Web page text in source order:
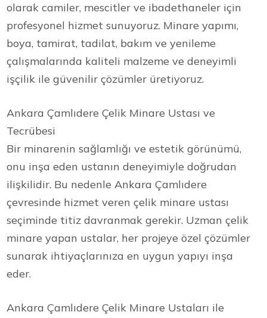
olarak camiler, mescitler ve ibadethaneler için
profesyonel hizmet sunuyoruz. Minare yapımı,
boya, tamirat, tadilat, bakım ve yenileme
çalışmalarında kaliteli malzeme ve deneyimli
işçilik ile güvenilir çözümler üretiyoruz.
Ankara Çamlıdere Çelik Minare Ustası ve
Tecrübesi
Bir minarenin sağlamlığı ve estetik görünümü,
onu inşa eden ustanın deneyimiyle doğrudan
ilişkilidir. Bu nedenle Ankara Çamlıdere
çevresinde hizmet veren çelik minare ustası
seçiminde titiz davranmak gerekir. Uzman çelik
minare yapan ustalar, her projeye özel çözümler
sunarak ihtiyaçlarınıza en uygun yapıyı inşa
eder.
Ankara Çamlıdere Çelik Minare Ustaları ile